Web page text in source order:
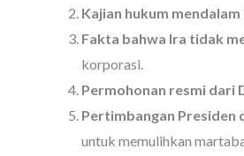
Kajian hukum mendalam
Fakta bahwa Ira tidak
korporasi.
Permohonan resmi dari
Pertimbangan
untuk memulihkan